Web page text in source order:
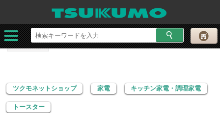
ツクモネットショップ 家電
キッチン家電・調理家電
トースター
ツクモネットショップ 家電 キッチン家電・調理家電
トースター